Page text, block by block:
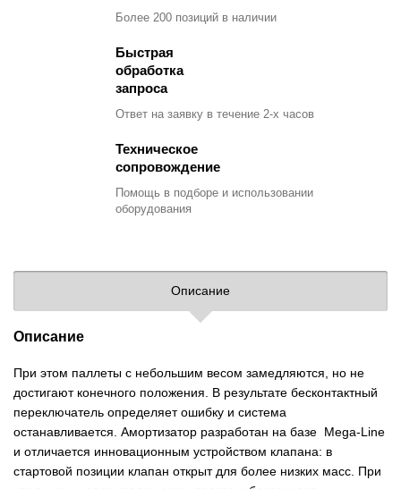
Более 200 позиций в наличии
Быстрая
обработка
запроса
Ответ на заявку в течение 2-х часов
Техническое
сопровождение
Помощь в подборе и использовании
оборудования
Описание
Описание
При этом паллеты с небольшим весом замедляются, но не
достигают конечного положения. В результате бесконтактный
переключатель определяет ошибку и система
останавливается. Амортизатор разработан на базе Mega-Line
и отличается инновационным устройством клапана: в
стартовой позиции клапан открыт для более низких масс. При